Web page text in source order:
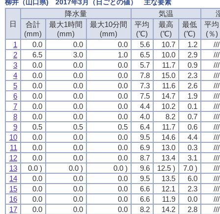
柳井（山口県) 2017年3月（日ごとの値） 主な要素
日
降水量 気温
合計
(mm)
最大1時間
(mm)
最大10分間
(mm)
平均
(℃)
最高
(℃)
最低
(℃)
平均
(％)
1
0.0 0.0 0.0 5.6 10.7 1.2
///
2
6.5 3.0 1.0 6.5 10.0 2.9
///
3
0.0 0.0 0.0 5.7 11.7 0.9
///
4
0.0 0.0 0.0 7.8 15.0 2.3
///
5
0.0 0.0 0.0 7.3 11.6 2.6
///
6
0.0 0.0 0.0 7.5 14.7 1.9
///
7
0.0 0.0 0.0 4.4 10.2 0.1
///
8
0.0 0.0 0.0 4.0 8.2 0.7
///
9
0.5 0.5 0.5 6.4 11.7 0.6
///
10
0.0 0.0 0.0 9.5 14.6 4.4
///
11
0.0 0.0 0.0 6.9 13.0 0.3
///
12
0.0 0.0 0.0 8.7 13.4 3.1
///
13
0.0 ) 0.0 ) 0.0 ) 9.6 12.5 ) 7.0 )
///
14
0.0 0.0 0.0 9.5 13.5 6.0
///
15
0.0 0.0 0.0 6.6 12.1 2.3
///
16
0.0 0.0 0.0 6.6 11.9 0.0
///
17
0.0 0.0 0.0 8.2 14.2 2.8
///
日
降水量 気温
合計
(mm)
最大1時間
(mm)
最大10分間
(mm)
平均
(℃)
最高
(℃)
最低
(℃)
平均
(％)
1
0.0 0.0 0.0 5.6 10.7 1.2
///
2
6.5 3.0 1.0 6.5 10.0 2.9
///
3
0.0 0.0 0.0 5.7 11.7 0.9
///
4
0.0 0.0 0.0 7.8 15.0 2.3
///
5
0.0 0.0 0.0 7.3 11.6 2.6
///
6
0.0 0.0 0.0 7.5 14.7 1.9
///
7
0.0 0.0 0.0 4.4 10.2 0.1
///
8
0.0 0.0 0.0 4.0 8.2 0.7
///
9
0.5 0.5 0.5 6.4 11.7 0.6
///
10
0.0 0.0 0.0 9.5 14.6 4.4
///
11
0.0 0.0 0.0 6.9 13.0 0.3
///
12
0.0 0.0 0.0 8.7 13.4 3.1
///
13
0.0 ) 0.0 ) 0.0 ) 9.6 12.5 ) 7.0 )
///
14
0.0 0.0 0.0 9.5 13.5 6.0
///
15
0.0 0.0 0.0 6.6 12.1 2.3
///
16
0.0 0.0 0.0 6.6 11.9 0.0
///
17
0.0 0.0 0.0 8.2 14.2 2.8
///
日
降水量 気温
合計
(mm)
最大1時間
(mm)
最大10分間
(mm)
平均
(℃)
最高
(℃)
最低
(℃)
平均
(％)
1
0.0 0.0 0.0 5.6 10.7 1.2
///
2
6.5 3.0 1.0 6.5 10.0 2.9
///
3
0.0 0.0 0.0 5.7 11.7 0.9
///
4
0.0 0.0 0.0 7.8 15.0 2.3
///
5
0.0 0.0 0.0 7.3 11.6 2.6
///
6
0.0 0.0 0.0 7.5 14.7 1.9
///
7
0.0 0.0 0.0 4.4 10.2 0.1
///
8
0.0 0.0 0.0 4.0 8.2 0.7
///
9
0.5 0.5 0.5 6.4 11.7 0.6
///
10
0.0 0.0 0.0 9.5 14.6 4.4
///
11
0.0 0.0 0.0 6.9 13.0 0.3
///
12
0.0 0.0 0.0 8.7 13.4 3.1
///
13
0.0 ) 0.0 ) 0.0 ) 9.6 12.5 ) 7.0 )
///
14
0.0 0.0 0.0 9.5 13.5 6.0
///
15
0.0 0.0 0.0 6.6 12.1 2.3
///
16
0.0 0.0 0.0 6.6 11.9 0.0
///
17
0.0 0.0 0.0 8.2 14.2 2.8
///
日
降水量 気温
合計
(mm)
最大1時間
(mm)
最大10分間
(mm)
平均
(℃)
最高
(℃)
最低
(℃)
平均
(％)
1
0.0 0.0 0.0 5.6 10.7 1.2
///
2
6.5 3.0 1.0 6.5 10.0 2.9
///
3
0.0 0.0 0.0 5.7 11.7 0.9
///
4
0.0 0.0 0.0 7.8 15.0 2.3
///
5
0.0 0.0 0.0 7.3 11.6 2.6
///
6
0.0 0.0 0.0 7.5 14.7 1.9
///
7
0.0 0.0 0.0 4.4 10.2 0.1
///
8
0.0 0.0 0.0 4.0 8.2 0.7
///
9
0.5 0.5 0.5 6.4 11.7 0.6
///
10
0.0 0.0 0.0 9.5 14.6 4.4
///
11
0.0 0.0 0.0 6.9 13.0 0.3
///
12
0.0 0.0 0.0 8.7 13.4 3.1
///
13
0.0 ) 0.0 ) 0.0 ) 9.6 12.5 ) 7.0 )
///
14
0.0 0.0 0.0 9.5 13.5 6.0
///
15
0.0 0.0 0.0 6.6 12.1 2.3
///
16
0.0 0.0 0.0 6.6 11.9 0.0
///
17
0.0 0.0 0.0 8.2 14.2 2.8
///